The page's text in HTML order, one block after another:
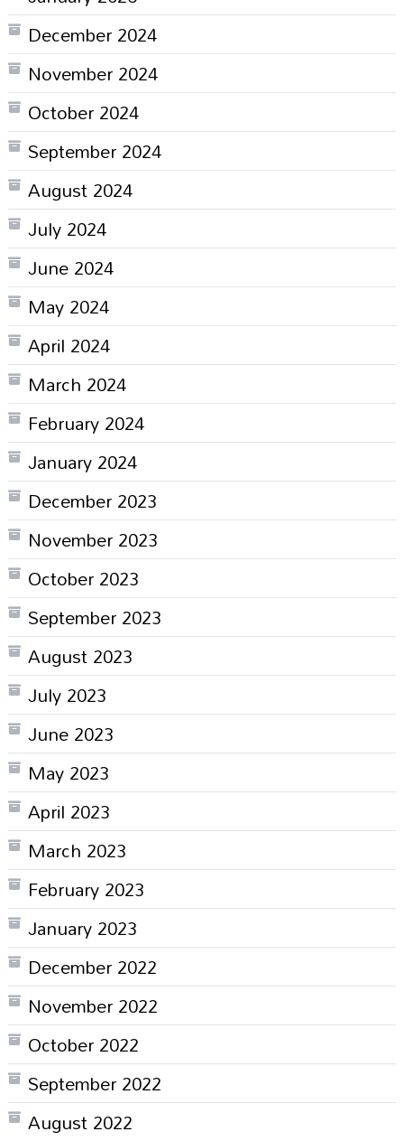
December 2024
November 2024
October 2024
September 2024
August 2024
July 2024
June 2024
May 2024
April 2024
March 2024
February 2024
January 2024
December 2023
November 2023
October 2023
September 2023
August 2023
July 2023
June 2023
May 2023
April 2023
March 2023
February 2023
January 2023
December 2022
November 2022
October 2022
September 2022
August 2022